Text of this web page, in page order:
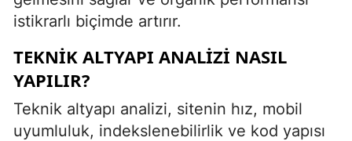
istikrarlı biçimde artırır.
TEKNIK ALTYAPI ANALIZI NASIL
YAPILIR?
Teknik altyapı analizi, sitenin hız, mobil
uyumluluk, indekslenebilirlik ve kod yapısı